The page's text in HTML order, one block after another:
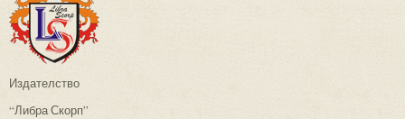
Издателство
“Либра Скорп”